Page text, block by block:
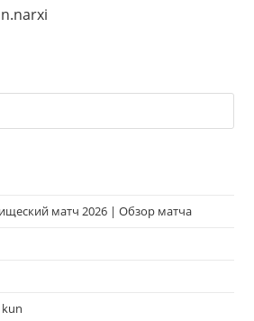
матч 2026 | Обзор матча
kun